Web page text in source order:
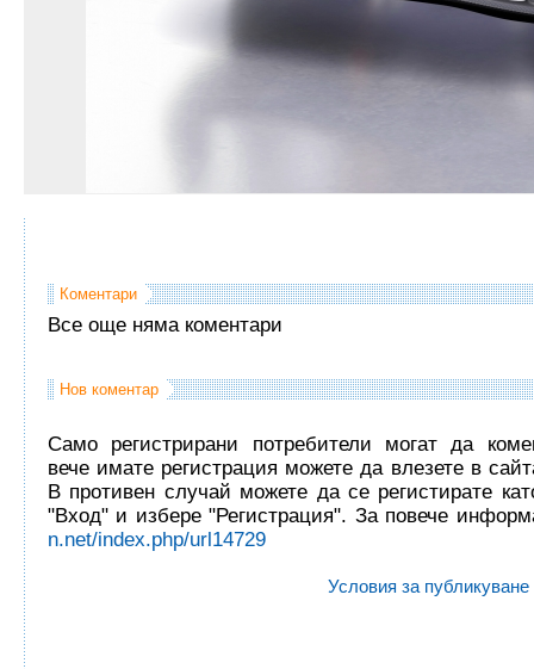
Коментари
Все още няма коментари
Нов коментар
Само регистрирани потребители могат да
вече имате регистрация можете да влезете в
В противен случай можете да се регистирате
"Вход" и избере "Регистрация". За повече
n.net/index.php/url14729
Условия за